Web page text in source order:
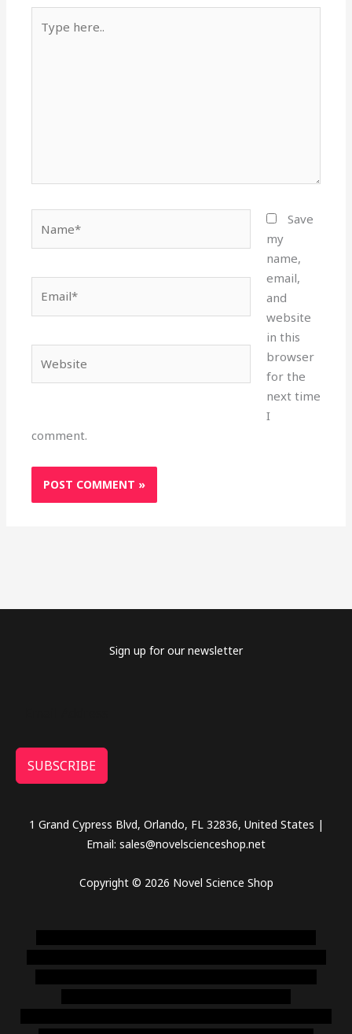
here..
Save
my
name,
email,
and
website
in this
browser
for the
next time
I
comment.
Sign up for our newsletter
SUBSCRIBE
1 Grand Cypress Blvd, Orlando, FL 32836, United States |
Email: sales@novelscienceshop.net
Copyright © 2026 Novel Science Shop